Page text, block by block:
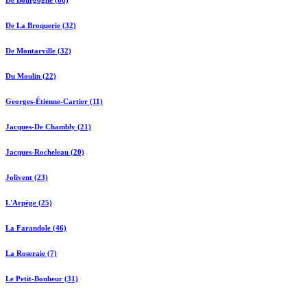
De La Broquerie (32)
De Montarville (32)
Du Moulin (22)
Georges-Étienne-Cartier (11)
Jacques-De Chambly (21)
Jacques-Rocheleau (20)
Jolivent (23)
L'Arpège (25)
La Farandole (46)
La Roseraie (7)
Le Petit-Bonheur (31)